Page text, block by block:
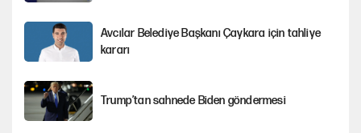
Avcılar Belediye Başkanı Çaykara için tahliye
kararı
Trump’tan sahnede Biden göndermesi